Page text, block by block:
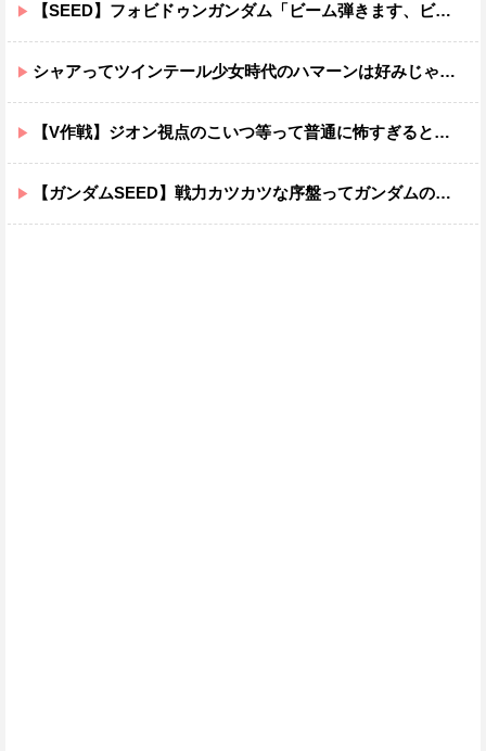
【SEED】フォビドゥンガンダム「ビーム弾きます、ビーム曲げられます、空飛びます」←二世代目でこれ出来るのおかしいだろ
シャアってツインテール少女時代のハマーンは好みじゃなかったの？
【V作戦】ジオン視点のこいつ等って普通に怖すぎると思う…
【ガンダムSEED】戦力カツカツな序盤ってガンダムの中だと割と珍しい気がする